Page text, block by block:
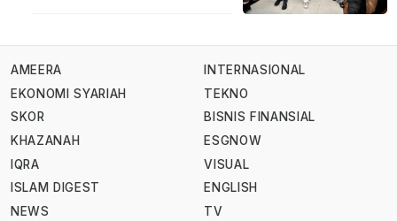
AMEERA
EKONOMI SYARIAH
SKOR
KHAZANAH
IQRA
ISLAM DIGEST
NEWS
INTERNASIONAL
TEKNO
BISNIS FINANSIAL
ESGNOW
VISUAL
ENGLISH
TV